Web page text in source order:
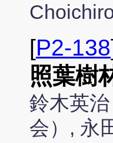
[P2-138
照葉樹
鈴木英
会）, 永